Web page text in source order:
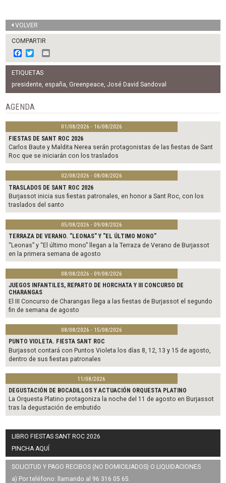
VOLVER
COMPARTIR
F
a
c
e
b
o
o
k
w
i
t
t
e
m
l
ETIQUETAS
presidente, españa, Greenpeace,José David Sandoval
AGENDA
01/08/2026 - 16/08/2026
FIESTAS DE SANT ROC 2026
Carlos Baute y Maldita Nerea serán protagonistas de las fiestas de Sant
Roc que se iniciarán con los traslados
02/08/2026 - 08/08/2026
TRASLADOS DE SANT ROC 2026
Burjassot inicia sus fiestas patronales, en honor a Sant Roc, con los
traslados del santo
05/08/2026 - 09/08/2026
TERRAZA DE VERANO. "LEONAS" Y "EL ÚLTIMO MONO"
“Leonas” y “El último mono” llegan a la Terraza de Verano de Burjassot
en la primera semana de agosto
08/08/2026 - 09/08/2026
JUEGOS INFANTILES, REPARTO DE HORCHATA Y III CONCURSO DE
CHARANGAS
El III Concurso de Charangas llega a las fiestas de Burjassot el segundo
fin de semana de agosto
08/08/2026 - 15/08/2026
PUNTO VIOLETA. FIESTA SANT ROC
Burjassot contará con Puntos Violeta los días 8, 12, 13 y 15 de agosto,
dentro de sus fiestas patronales
11/08/2026
DEGUSTACIÓN DE BOCADILLOS Y ACTUACIÓN ORQUESTA PLATINO
La Orquesta Platino protagoniza la noche del 11 de agosto en Burjassot
tras la degustación de embutido
LIBRO FIESTAS SANT ROC 2026
PINCHA AQUÍ
SOLICITUD Y PAGO RECIBOS (NO DOMICILIADOS) O LIQUIDACIONES
a) Por teléfono: llamando al 96 316 05 65.